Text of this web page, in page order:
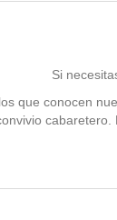
Si
que conocen